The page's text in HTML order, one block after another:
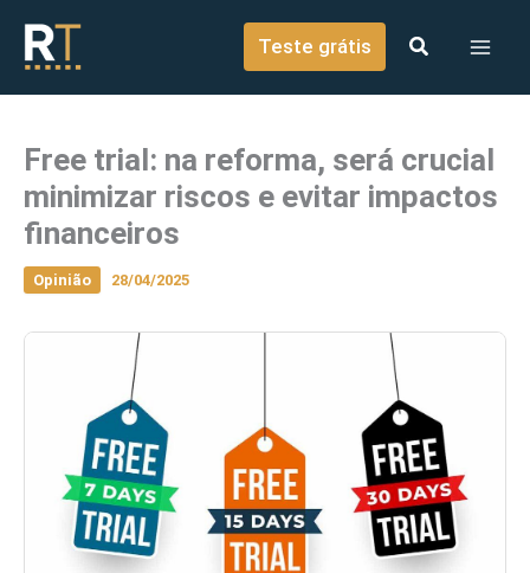
conteúdo
Teste grátis
Free trial: na reforma, será crucial
minimizar riscos e evitar impactos
financeiros
Opinião 28/04/2025